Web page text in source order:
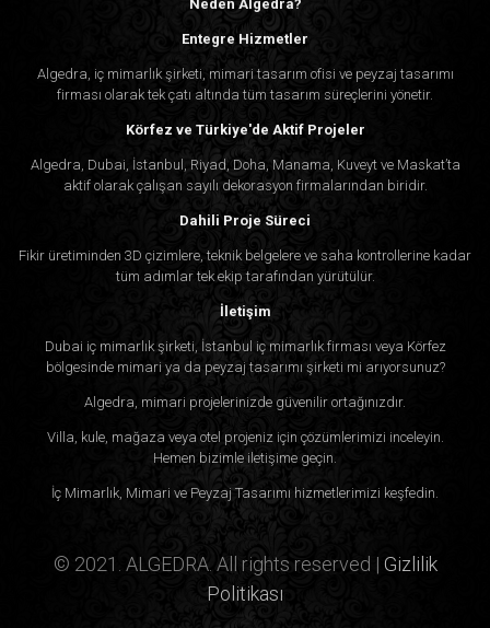
Neden Algedra?
Entegre Hizmetler
Algedra, iç mimarlık şirketi, mimari tasarım ofisi ve peyzaj tasarımı
firması olarak tek çatı altında tüm tasarım süreçlerini yönetir.
Körfez ve Türkiye'de Aktif Projeler
Algedra, Dubai, İstanbul, Riyad, Doha, Manama, Kuveyt ve Maskat’ta
aktif olarak çalışan sayılı dekorasyon firmalarından biridir.
Dahili Proje Süreci
Fikir üretiminden 3D çizimlere, teknik belgelere ve saha kontrollerine kadar
tüm adımlar tek ekip tarafından yürütülür.
İletişim
Dubai iç mimarlık şirketi, İstanbul iç mimarlık firması veya Körfez
bölgesinde mimari ya da peyzaj tasarımı şirketi mi arıyorsunuz?
Algedra, mimari projelerinizde güvenilir ortağınızdır.
Villa, kule, mağaza veya otel projeniz için çözümlerimizi inceleyin.
Hemen bizimle iletişime geçin.
İç Mimarlık, Mimari ve Peyzaj Tasarımı hizmetlerimizi keşfedin.
© 2021. ALGEDRA. All rights reserved | Gizlilik
Politikası